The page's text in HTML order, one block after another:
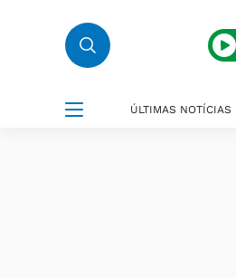
ÚLTIMAS NOTÍCIAS